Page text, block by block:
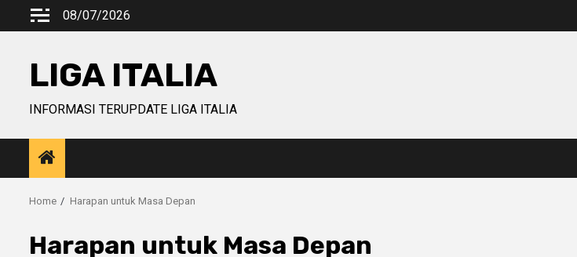
08/07/2026
LIGA ITALIA
INFORMASI TERUPDATE LIGA ITALIA
Home Harapan untuk Masa Depan
Harapan untuk Masa Depan